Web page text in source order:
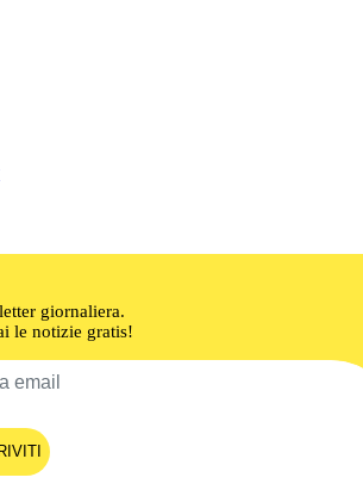
giornaliera.
le notizie gratis!